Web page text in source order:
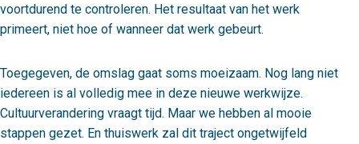
voortdurend te controleren. Het resultaat van het werk
primeert, niet hoe of wanneer dat werk gebeurt.
Toegegeven, de omslag gaat soms moeizaam. Nog lang niet
iedereen is al volledig mee in deze nieuwe werkwijze.
Cultuurverandering vraagt tijd. Maar we hebben al mooie
stappen gezet. En thuiswerk zal dit traject ongetwijfeld